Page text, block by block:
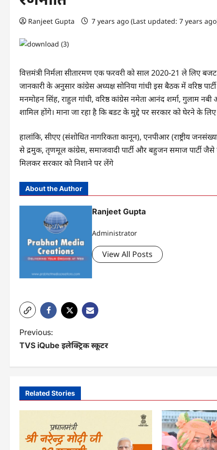
Ranjeet Gupta 7 years ago (Last updated: 7 years
वित्तमंत्री निर्मला सीतारमण एक फरवरी को साल 2020-21 ले लिए
जानकारी के अनुसार कांग्रेस अध्यक्ष सोनिया गांधी इस बैठक में वरिष्ठ
मनमोहन सिंह, राहुल गांधी, वरिष्ठ कांग्रेस नमेता आनंद शर्मा,
शामिल होंगे। माना जा रहा है कि बडट के मुद्दे पर सरकार को घेरने के
हालांकि, सीएए (संशोधित नागरिकता कानून), एनपीआर (राष्ट्रीय
से द्रमुक, तृणमूल कांग्रेस, समाजवादी पार्टी और बहुजन समाज पार्टी
मिलकर सरकार को निशाने पर लेंगे
About the Author
Ranjeet Gupta
Administrator
View All Posts
P
o
s
t
n
v
Previous:
TVS iQube इलेक्ट्रिक स्कूटर
Related Stories